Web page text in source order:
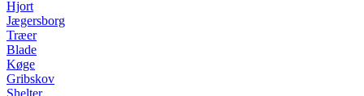
Hjort
Jægersborg
Træer
Blade
Køge
Gribskov
Shelter